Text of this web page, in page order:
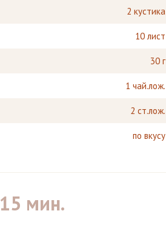
2 кустика
10 лист
30 г
1 чай.лож.
2 ст.лож.
по вкусу
15 мин.